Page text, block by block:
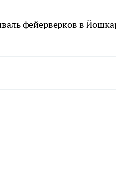
фейерверков в